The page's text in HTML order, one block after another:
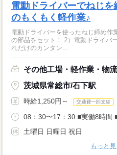
電動ドライバーでねじ
のもくもく軽作業♪
電動ドライバーを使ったねじ締め作業★ 【お仕事の流れ】 1
の部品をセット！ 2）電動ドライバー
れだけのカンタン...
その他工場・軽作業・物
茨城県常総市/石下駅
時給1,250円～ 交通費一部支給
08：30〜17：30 ■実働8時間
土曜日 日曜日 祝日
もっと見